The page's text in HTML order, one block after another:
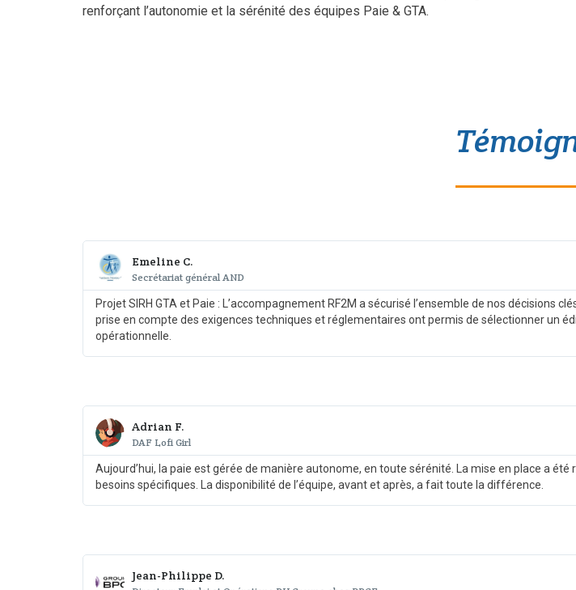
renforçant l’autonomie et la sérénité des équipes Paie & GTA.
Emeline C.
Secrétariat général AND
Projet SIRH GTA et Paie : L’accompagnement RF2M a sécurisé l’ensemble de nos décisions
prise en compte des exigences techniques et réglementaires ont permis de sélectionner un
opérationnelle.
Adrian F.
DAF Lofi Girl
Aujourd’hui, la paie est gérée de manière autonome, en toute sérénité. La mise en place a
besoins spécifiques. La disponibilité de l’équipe, avant et après, a fait toute la différence.
Jean-Philippe D.